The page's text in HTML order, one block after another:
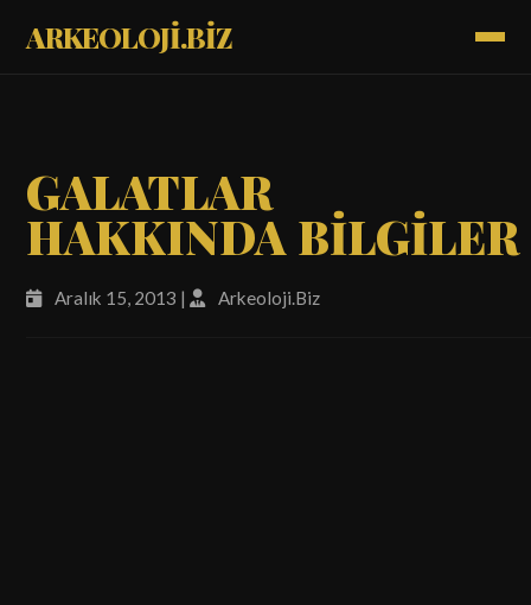
ARKEOLOJİ.BİZ
GALATLAR
HAKKINDA BİLGİLER
Aralık 15, 2013 | Arkeoloji.Biz